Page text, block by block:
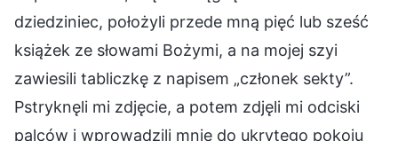
dziedziniec, położyli przede mną pięć lub sześć
książek ze słowami Bożymi, a na mojej szyi
zawiesili tabliczkę z napisem „członek sekty”.
Pstryknęli mi zdjęcie, a potem zdjęli mi odciski
palców i wprowadzili mnie do ukrytego pokoju